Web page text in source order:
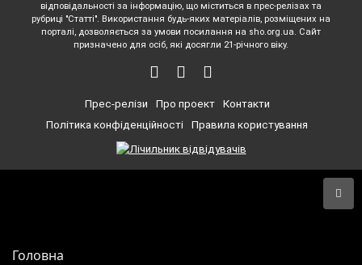
відповідальності за інформацію, що міститься в прес-релізах та
рубриці "Статті". Використання будь-яких матеріалів, розміщених на
порталі, дозволяється за умови посилання на sho.org.ua. Сайт
призначено для осіб, які досягли 21-річного віку.
Прес-релізи Про проект
Контакти
Політика конфіденційності
Правила користування
Головна